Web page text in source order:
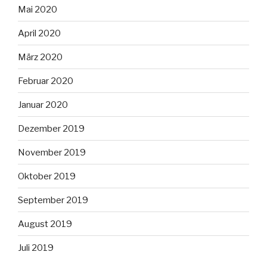
Mai 2020
April 2020
März 2020
Februar 2020
Januar 2020
Dezember 2019
November 2019
Oktober 2019
September 2019
August 2019
Juli 2019